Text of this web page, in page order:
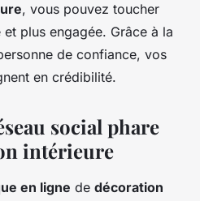
, vous pouvez toucher
et plus engagée. Grâce à la
de confiance, vos
en crédibilité.
social phare
intérieure
en ligne de décoration